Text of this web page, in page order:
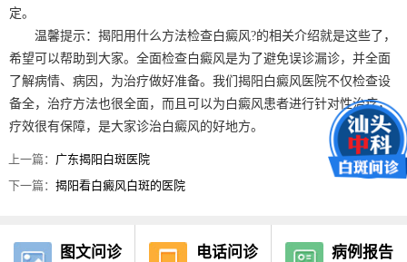
定。
温馨提示：揭阳用什么方法检查白癜风?的相关介绍就是这些了，
希望可以帮助到大家。全面检查白癜风是为了避免误诊漏诊，并全面
了解病情、病因，为治疗做好准备。我们揭阳白癜风医院不仅检查设
备全，治疗方法也很全面，而且可以为白癜风患者进行针对性治疗，
疗效很有保障，是大家诊治白癜风的好地方。
上一篇： 广东揭阳白斑医院
下一篇：揭阳看白癜风白斑的医院
图文问诊 电话问诊 病例报告